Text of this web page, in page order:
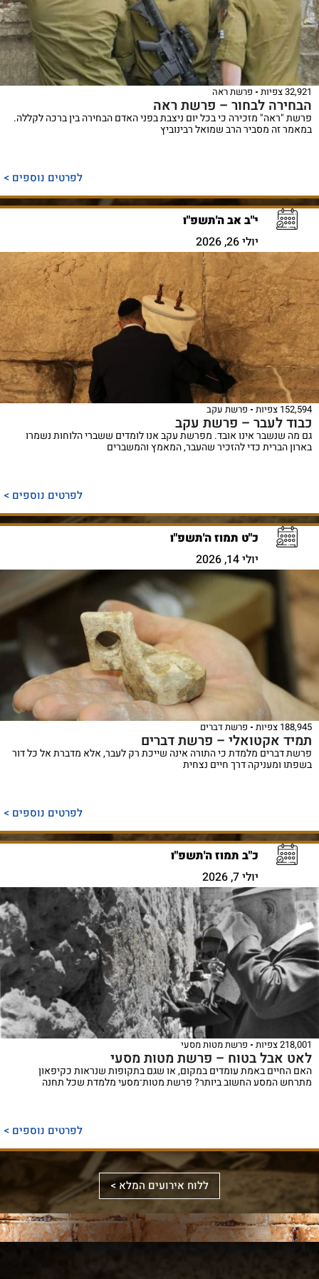
32,921 צפיות פרשת ראה
הבחירה לבחור – פרשת ראה
פרשת "ראה" מזכירה כי בכל יום ניצבת בפני האדם הבחירה בין ברכה לקללה.
במאמר זה מסביר הרב שמואל רבינוביץ
לפרטים נוספים >
י"ב אב ה'תשפ"ו
יולי 26, 2026
152,594 צפיות פרשת עקב
כבוד לעבר – פרשת עקב
גם מה שנשבר אינו אובד. מפרשת עקב אנו לומדים ששברי הלוחות נשמרו
בארון הברית כדי להזכיר שהעבר, המאמץ והמשברים
לפרטים נוספים >
כ"ט תמוז ה'תשפ"ו
יולי 14, 2026
188,945 צפיות פרשת דברים
תמיד אקטואלי – פרשת דברים
פרשת דברים מלמדת כי התורה אינה שייכת רק לעבר, אלא מדברת אל כל דור
בשפתו ומעניקה דרך חיים נצחית
לפרטים נוספים >
כ"ב תמוז ה'תשפ"ו
יולי 7, 2026
218,001 צפיות פרשת מטות מסעי
לאט אבל בטוח – פרשת מטות מסעי
האם החיים באמת עומדים במקום, או שגם בתקופות שנראות כקיפאון
מתרחש המסע החשוב ביותר? פרשת מטות־מסעי מלמדת שכל תחנה
לפרטים נוספים >
ללוח אירועים המלא >
לראשונה,
מכלול
הדינים
והמנהגים
באמצעות
תמונות
וציורים
ספר
אלבומי
מפואר
המשחזר